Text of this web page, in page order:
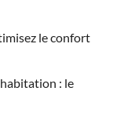
le confort
: le